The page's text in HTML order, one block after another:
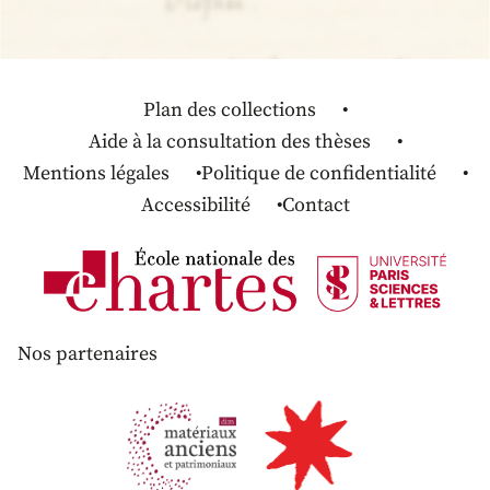
Plan des collections
Aide à la consultation des thèses
Mentions légales
Politique de confidentialité
Accessibilité
Contact
Nos partenaires